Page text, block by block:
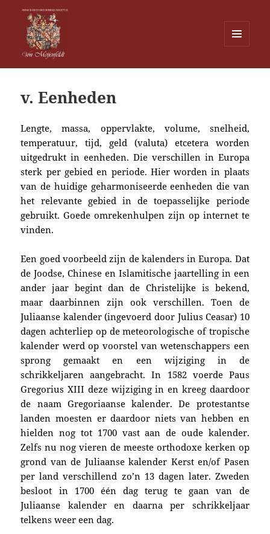
WIDGETS
v. Eenheden
Lengte, massa, oppervlakte, volume, snelheid,
temperatuur, tijd, geld (valuta) etcetera worden
uitgedrukt in eenheden. Die verschillen in Europa
sterk per gebied en periode. Hier worden in plaats
van de huidige geharmoniseerde eenheden die van
het relevante gebied in de toepasselijke periode
gebruikt. Goede omrekenhulpen zijn op internet te
vinden.
Een goed voorbeeld zijn de kalenders in Europa. Dat
de Joodse, Chinese en Islamitische jaartelling in een
ander jaar begint dan de Christelijke is bekend,
maar daarbinnen zijn ook verschillen. Toen de
Juliaanse kalender (ingevoerd door Julius Ceasar) 10
dagen achterliep op de meteorologische of tropische
kalender werd op voorstel van wetenschappers een
sprong gemaakt en een wijziging in de
schrikkeljaren aangebracht. In 1582 voerde Paus
Gregorius XIII deze wijziging in en kreeg daardoor
de naam Gregoriaanse kalender. De protestantse
landen moesten er daardoor niets van hebben en
hielden nog tot 1700 vast aan de oude kalender.
Zelfs nu nog vieren de meeste orthodoxe kerken op
grond vande Juliaanse kalender Kerst en/of Pasen
per land verschillend zo’n 13 dagen later. Zweden
besloot in 1700 één dag terug te gaan van de
Juliaanse kalender en daarna per schrikkeljaar
telkens weer een dag.